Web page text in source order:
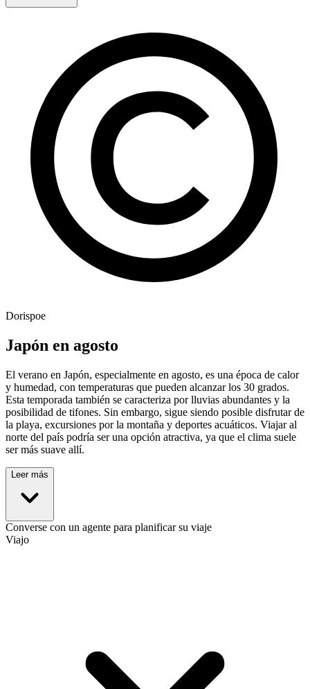
Dorispoe
Japón en agosto
El verano en Japón, especialmente en agosto, es una época de calor
y humedad, con temperaturas que pueden alcanzar los 30 grados.
Esta temporada también se caracteriza por lluvias abundantes y la
posibilidad de tifones. Sin embargo, sigue siendo posible disfrutar de
la playa, excursiones por la montaña y deportes acuáticos. Viajar al
norte del país podría ser una opción atractiva, ya que el clima suele
ser más suave allí.
Leer más
Converse con un agente para planificar su viaje
Viajo